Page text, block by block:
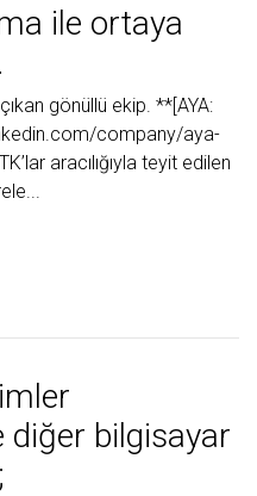
ile ortaya
gönüllü ekip. **[AYA:
company/aya-
aracılığıyla teyit edilen
diğer bilgisayar